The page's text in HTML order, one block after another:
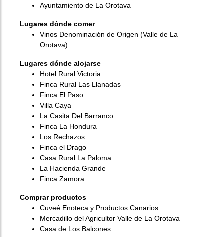
Ayuntamiento de La Orotava
Lugares dónde comer
Vinos Denominación de Origen (Valle de La
Orotava)
Lugares dónde alojarse
Hotel Rural Victoria
Finca Rural Las Llanadas
Finca El Paso
Villa Caya
La Casita Del Barranco
Finca La Hondura
Los Rechazos
Finca el Drago
Casa Rural La Paloma
La Hacienda Grande
Finca Zamora
Comprar productos
Cuveé Enoteca y Productos Canarios
Mercadillo del Agricultor Valle de La Orotava
Casa de Los Balcones